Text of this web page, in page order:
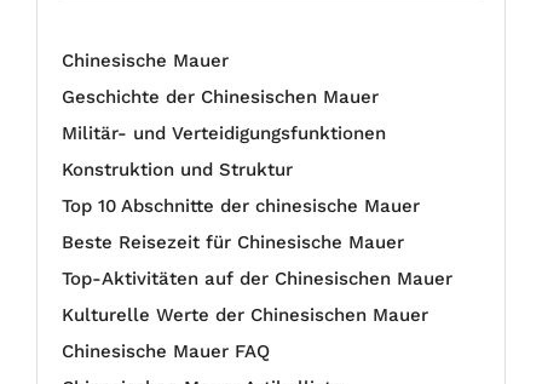
Chinesische Mauer
Geschichte der Chinesischen Mauer
Militär- und Verteidigungsfunktionen
Konstruktion und Struktur
Top 10 Abschnitte der chinesische Mauer
Beste Reisezeit für Chinesische Mauer
Top-Aktivitäten auf der Chinesischen Mauer
Kulturelle Werte der Chinesischen Mauer
Chinesische Mauer FAQ